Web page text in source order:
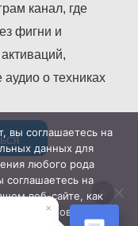
канал, где
фигни и
о техниках
×
вы соглашаетесь на
данных для
любого рода
на
веб-сайте, как
файлов cookie.